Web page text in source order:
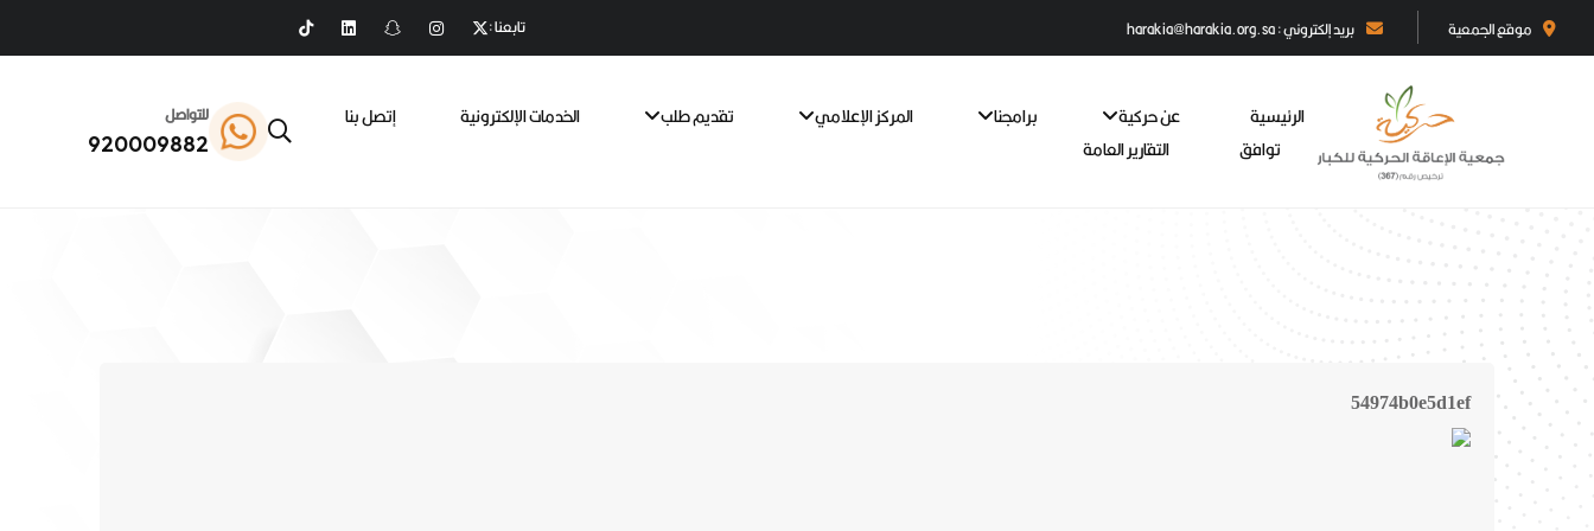
موقع الجمعية بريد إلكتروني : harakia@harakia.org.sa تابعنا :
الرئيسية عن حركية برامجنا المركز الإعلامي تقديم طلب الخدمات الإلكترونية
إتصل بنا
توافق
التقارير العامة
للتواصل
920009882
54974b0e5d1ef